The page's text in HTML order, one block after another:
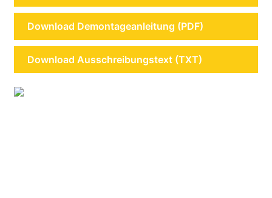
Download Demontageanleitung (PDF)
Download Ausschreibungstext (TXT)